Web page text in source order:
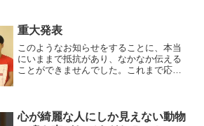
とdanceがとにかく流行ってる❣️とおしえ
てくれ...
重大発表
このようなお知らせをすることに、本当
にいままで抵抗があり、なかなか伝える
ことができませんでした。これまで応援
た。こんなにも早く、こ...
心が綺麗な人にしか見えない動物